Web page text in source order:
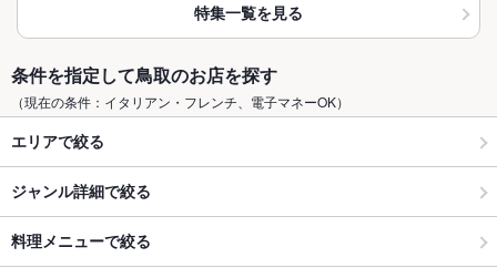
特集一覧を見る
条件を指定して鳥取のお店を探す
（現在の条件：イタリアン・フレンチ、電子マネーOK）
エリアで絞る
ジャンル詳細で絞る
料理メニューで絞る